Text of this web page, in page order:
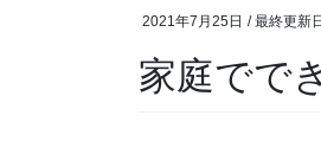
2021年7月25日 / 最終更新
家庭でで